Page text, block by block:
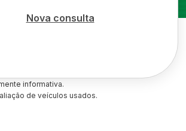
Nova consulta
informativa.
de veículos usados.